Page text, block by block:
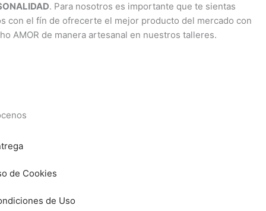
. Para nosotros es importante que te sientas
con el fín de ofrecerte el mejor producto del mercado con
AMOR de manera artesanal en nuestros talleres.
de Cookies
de Uso